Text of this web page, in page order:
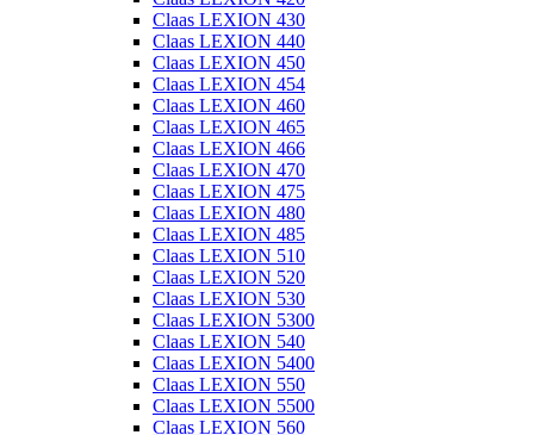
Claas LEXION 430
Claas LEXION 440
Claas LEXION 450
Claas LEXION 454
Claas LEXION 460
Claas LEXION 465
Claas LEXION 466
Claas LEXION 470
Claas LEXION 475
Claas LEXION 480
Claas LEXION 485
Claas LEXION 510
Claas LEXION 520
Claas LEXION 530
Claas LEXION 5300
Claas LEXION 540
Claas LEXION 5400
Claas LEXION 550
Claas LEXION 5500
Claas LEXION 560